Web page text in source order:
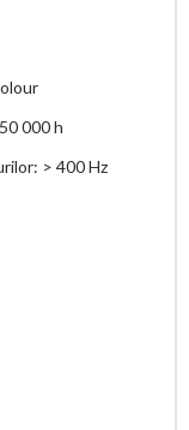
000 h
> 400 Hz